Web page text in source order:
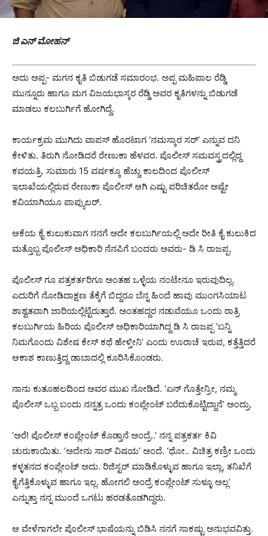
ಜಿ ಎನ್ ಮೋಹನ್
ಅದು ಅಪ್ಪ- ಮಗನ ಕೃತಿ ಬಿಡುಗಡೆ ಸಮಾರಂಭ. ಅಪ್ಪ ಮಹಿಪಾಲ ರೆಡ್ಡಿ
ಮುನ್ನೂರು ಹಾಗೂ ಮಗ ವಿಜಯಭಾಸ್ಕರ ರೆಡ್ಡಿ ಅವರ ಕೃತಿಗಳನ್ನು ಬಿಡುಗಡೆ
ಮಾಡಲು ಕಲಬುರ್ಗಿಗೆ ಹೋಗಿದ್ದೆ.
ಕಾರ್ಯಕ್ರಮ ಮುಗಿದು ವಾಪಸ್ ಹೊರಟಾಗ ‘ನಮಸ್ಕಾರ ಸರ್’ ಎನ್ನುವ ದನಿ
ಕೇಳಿತು. ತಿರುಗಿ ನೋಡಿದರೆ ರೇಣುಕಾ ಹೆಳವರ. ಪೊಲೀಸ್ ಸಮವಸ್ತ್ರದಲ್ಲಿದ್ದ
ಕವಯತ್ರಿ. ಸುಮಾರು 15 ವರ್ಷಕ್ಕೂ ಹೆಚ್ಚು ಕಾಲದಿಂದ ಪೊಲೀಸ್
ಇಲಾಖೆಯಲ್ಲಿರುವ ರೇಣುಕಾ ಪೊಲೀಸ್ ಆಗಿ ಎಷ್ಟು ಪರಿಚಿತರೋ ಅಷ್ಟೇ
ಕವಿಯಾಗಿಯೂ ಪಾಪ್ಯುಲರ್.
ಆಕೆಯ ಕೈ ಕುಲುಕುವಾಗ ನನಗೆ ಅದೇ ಕಲಬುರ್ಗಿಯಲ್ಲಿ ಅದೇ ರೀತಿ ಕೈ ಕುಲುಕಿದ
ಮತ್ತೊಬ್ಬ ಪೊಲೀಸ್ ಅಧಿಕಾರಿ ನೆನಪಿಗೆ ಬಂದರು ಅವರು- ಡಿ ಸಿ ರಾಜಪ್ಪ.
ಪೊಲೀಸ್ ಗೂ ಪತ್ರಕರ್ತರಿಗೂ ಅಂತಹ ಒಳ್ಳೆಯ ನಂಟೇನೂ ಇರುವುದಿಲ್ಲ.
ಎದುರಿಗೆ ನೋಡಿದಾಕ್ಷಣ ತೆಕ್ಕೆಗೆ ಬಿದ್ದರೂ ಬೆನ್ನ ಹಿಂದೆ ಹಾವು ಮುಂಗಸಿಯಾಟ
ಶಾಶ್ವತವಾಗಿ ಜಾರಿಯಲ್ಲಿಟ್ಟಿರುತ್ತಾರೆ. ಅಂತಹದ್ದರ ನಡುವೆಯೂ ಒಂದು ರಾತ್ರಿ
ಕಲಬುರ್ಗಿಯ ಹಿರಿಯ ಪೊಲೀಸ್ ಅಧಿಕಾರಿಯಾಗಿದ್ದ ಡಿ ಸಿ ರಾಜಪ್ಪ ‘ಬನ್ನಿ
ನಿಮಗೊಂದು ವಿಶೇಷ ಕೇಸ್ ಕಥೆ ಹೇಳ್ತೀನಿ’ ಎಂದು ಊರಾಚೆ ಇರುವ, ಕತ್ತೆತ್ತಿದರೆ
ಆಕಾಶ ಕಾಣುತ್ತಿದ್ದ ಡಾಬಾದಲ್ಲಿ ಕೂರಿಸಿಕೊಂಡರು.
ನಾನು ಕುತೂಹಲದಿಂದ ಅವರ ಮುಖ ನೋಡಿದೆ. ‘ಏನ್ ಗೊತ್ತೇನ್ರೀ, ನಮ್ಮ
ಪೊಲೀಸ್ ಒಬ್ಬ ಬಂದು ನನ್ನತ್ರ ಒಂದು ಕಂಪ್ಲೇಂಟ್ ಬರೆದುಕೊಟ್ಟಿದ್ದಾನೆ’ ಅಂದ್ರು.
‘ಅರೆ! ಪೊಲೀಸ್ ಕಂಪ್ಲೇಂಟ್ ಕೊಡ್ತಾನೆ ಅಂದ್ರೆ..’ ನನ್ನ ಪತ್ರಕರ್ತ ಕಿವಿ
ಚುರುಕಾಯಿತು. ‘ಅದೇನು ಸಾರ್ ವಿಷಯ’ ಅಂದೆ. ‘ಥೋ.. ವಿಚಿತ್ರ ಕಣ್ರೀ ಒಂದು
ಕಳ್ಳತನದ ಕಂಪ್ಲೇಂಟ್ ಅದು. ರಿಜಿಸ್ಟರ್ ಮಾಡಿಕೊಳ್ಳುವ ಹಾಗೂ ಇಲ್ಲಾ, ತನಿಖೆಗೆ
ಕೈಗೆತ್ತಿಕೊಳ್ಳುವ ಹಾಗೂ ಇಲ್ಲ. ಹೋಗಲಿ ಅಂದ್ರೆ ಕಂಪ್ಲೇಂಟ್ ಸುಳ್ಳೂ ಅಲ್ಲ’
ಎನ್ನುತ್ತಾ ನನ್ನ ಮುಂದೆ ಒಗಟು ಹರಡತೊಡಗಿದ್ದರು.
ಆ ವೇಳೆಗಾಗಲೇ ಪೊಲೀಸ್ ಭಾಷೆಯನ್ನು ಬಿಡಿಸಿ ನನಗೆ ಸಾಕಷ್ಟು ಅನುಭವವಿತ್ತು.